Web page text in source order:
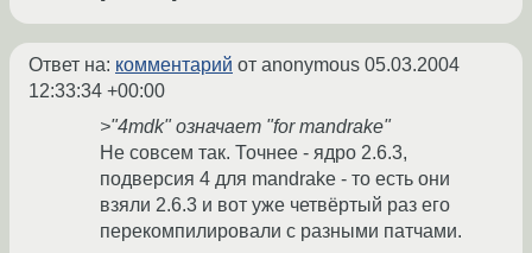
Ответ на: комментарий от anonymous 05.03.2004
12:33:34 +00:00
>"4mdk" означает "for mandrake"
Не совсем так. Точнее - ядро 2.6.3,
подверсия 4 для mandrake - то есть они
взяли 2.6.3 и вот уже четвёртый раз его
перекомпилировали с разными патчами.